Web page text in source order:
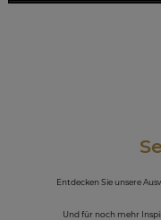
Entdecken Sie unsere
Und für noch mehr